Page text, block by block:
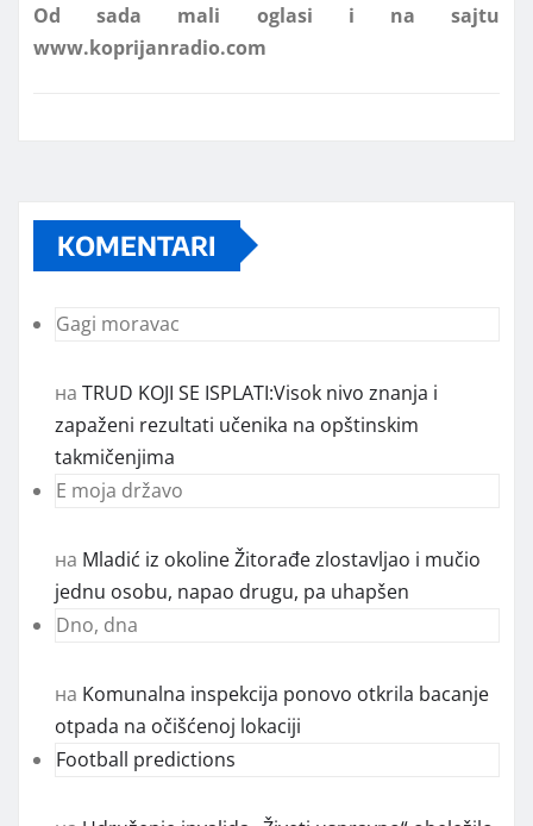
KOMENTARI
Gagi moravac
на TRUD KOJI SE ISPLATI:Visok nivo znanja i
zapaženi rezultati učenika na opštinskim
takmičenjima
E moja državo
на Mladić iz okoline Žitorađe zlostavljao i mučio
jednu osobu, napao drugu, pa uhapšen
Dno, dna
на Komunalna inspekcija ponovo otkrila bacanje
otpada na očišćenoj lokaciji
Football predictions